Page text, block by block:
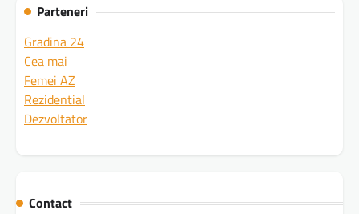
Parteneri
Gradina 24
Cea mai
Femei AZ
Rezidential
Dezvoltator
Contact